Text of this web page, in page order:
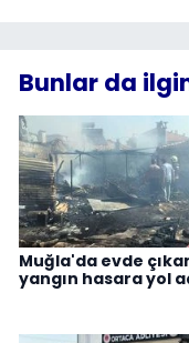
Bunlar da
Muğla'da evde
yangın hasara yol